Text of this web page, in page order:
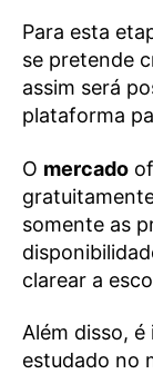
Para esta
se pretende
assim será
plataforma
O mercado
somente as
clarear a
Além disso,
estudado no